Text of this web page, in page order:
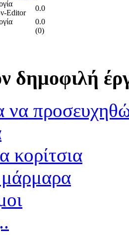
0.0
0.0
(0)
δημοφιλή
να
κορίτσια